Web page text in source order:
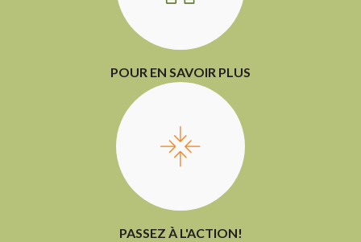
POUR EN SAVOIR PLUS
PASSEZ À L'ACTION!